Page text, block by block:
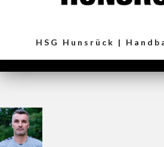
HSG Hunsrück |